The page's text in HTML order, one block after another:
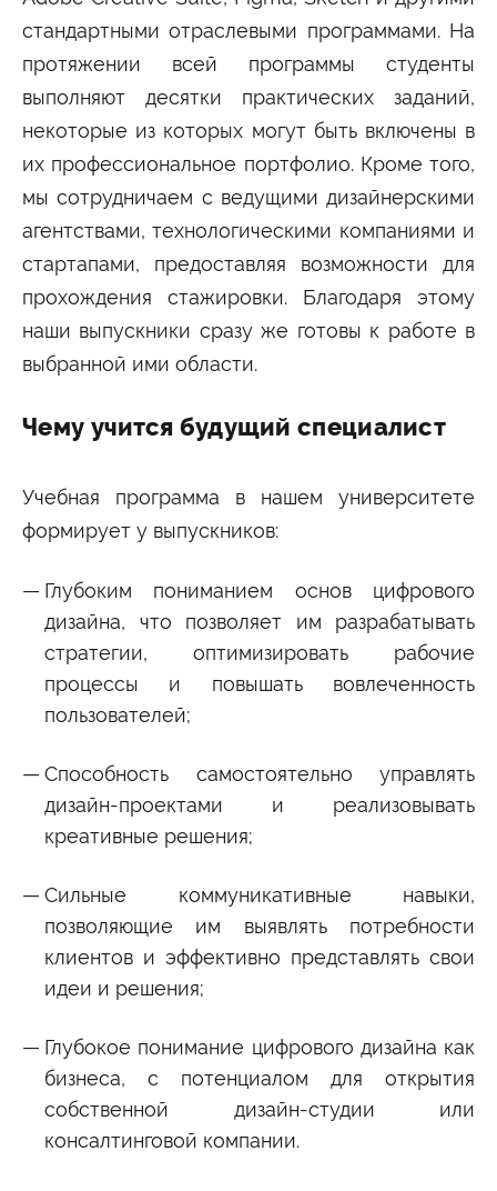
стандартными отраслевыми программами. На
протяжении всей программы студенты
выполняют десятки практических заданий,
некоторые из которых могут быть включены в
их профессиональное портфолио. Кроме того,
мы сотрудничаем с ведущими дизайнерскими
агентствами, технологическими компаниями и
стартапами, предоставляя возможности для
прохождения стажировки. Благодаря этому
наши выпускники сразу же готовы к работе в
выбранной ими области.
Чему учится будущий специалист
Учебная программа в нашем университете
формирует у выпускников:
Глубоким пониманием основ цифрового
дизайна, что позволяет им разрабатывать
стратегии, оптимизировать рабочие
процессы и повышать вовлеченность
пользователей;
Способность самостоятельно управлять
дизайн-проектами и реализовывать
креативные решения;
Сильные коммуникативные навыки,
позволяющие им выявлять потребности
клиентов и эффективно представлять свои
идеи и решения;
Глубокое понимание цифрового дизайна как
бизнеса, с потенциалом для открытия
собственной дизайн-студии или
консалтинговой компании.